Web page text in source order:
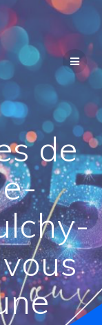
de